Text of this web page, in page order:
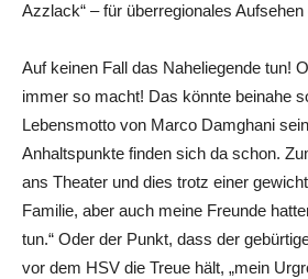
Azzlack“ – für überregionales Aufsehen
Auf keinen Fall das Naheliegende tun!
immer so macht! Das könnte beinahe
Lebensmotto von Marco Damghani
Anhaltspunkte finden sich da schon.
ans Theater und dies trotz einer
Familie, aber auch meine Freunde
tun.“ Oder der Punkt, dass der
vor dem HSV die Treue hält, „mein